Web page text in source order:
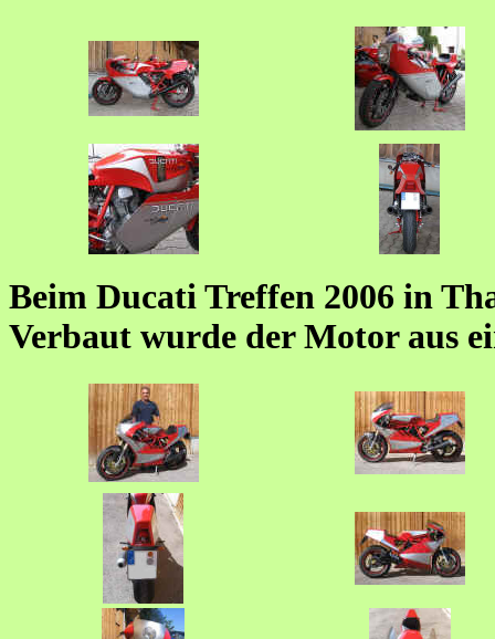
Beim Ducati Treffen 2006 in
Verbaut wurde der Motor aus